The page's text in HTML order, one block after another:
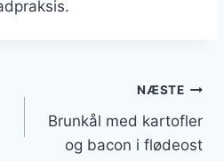
NÆSTE
Brunkål med kartofler
og bacon i flødeost